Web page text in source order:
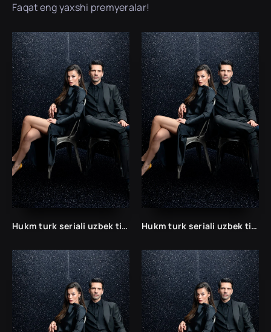
Faqat eng yaxshi premyeralar!
Hukm turk seriali uzbek tilida /Хукм турк сериали ўзбек тилида/ 203. 204. 205. 206. 207. 208. 209. 210. 211. 212. 213. 214. 215 barcha qismlari. Hukm turk seriali uzbek tilida /Хукм турк сериали ўзбек тилида/ 203. 204. 205. 206. 207. 208. 209. 210. 211. 212. 213. 214. 215 barcha qismlari.